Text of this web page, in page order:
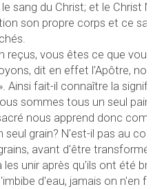
sang du Christ; et le Christ
son propre corps et ce
reçus, vous êtes ce que vous
dit en effet l'Apôtre, nous
Ainsi fait-il connaître la
sommes tous un seul pain,
nous apprend donc
seul grain? N'est-il pas au
avant d'être transformés
les unir après qu'ils ont été
d'eau, jamais on n'en